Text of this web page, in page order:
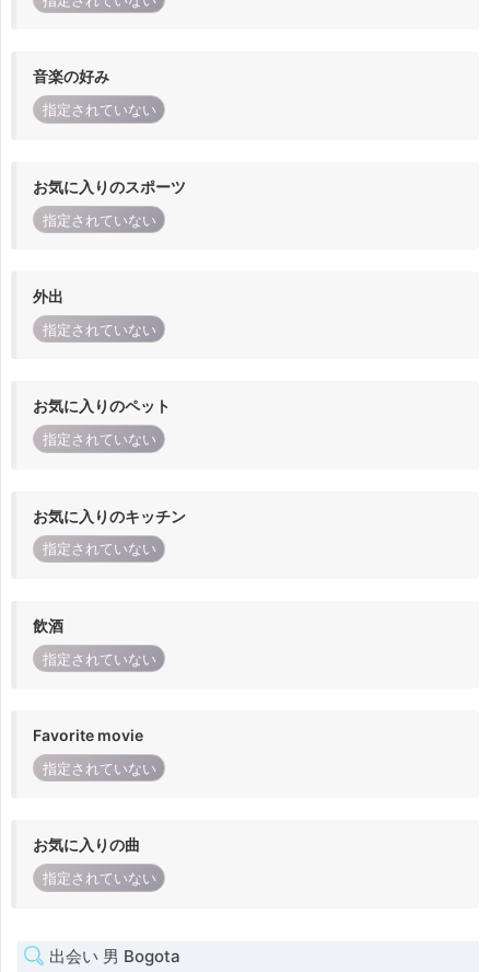
音楽の好み
指定されていない
お気に入りのスポーツ
指定されていない
外出
指定されていない
お気に入りのペット
指定されていない
お気に入りのキッチン
指定されていない
飲酒
指定されていない
Favorite movie
指定されていない
お気に入りの曲
指定されていない
出会い 男 Bogota